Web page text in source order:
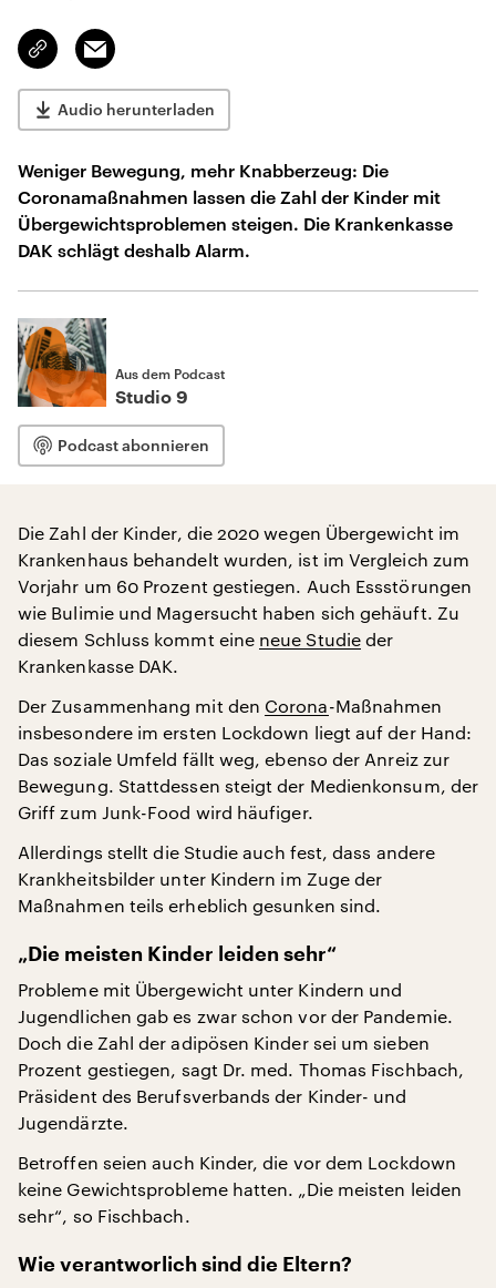
Link
kopieren/teilen
Email
Audio herunterladen
Weniger Bewegung, mehr Knabberzeug: Die
Coronamaßnahmen lassen die Zahl der Kinder mit
Übergewichtsproblemen steigen. Die Krankenkasse
DAK schlägt deshalb Alarm.
Aus dem Podcast
Studio 9
Podcast abonnieren
Die Zahl der Kinder, die 2020 wegen Übergewicht im
Krankenhaus behandelt wurden, ist im Vergleich zum
Vorjahr um 60 Prozent gestiegen. Auch Essstörungen
wie Bulimie und Magersucht haben sich gehäuft. Zu
diesem Schluss kommt eine neue Studieder
Krankenkasse DAK.
Der Zusammenhang mit den Corona-Maßnahmen
insbesondere im ersten Lockdown liegt auf der Hand:
Das soziale Umfeld fällt weg, ebenso der Anreiz zur
Bewegung. Stattdessen steigt der Medienkonsum, der
Griff zum Junk-Food wird häufiger.
Allerdings stellt die Studie auch fest, dass andere
Krankheitsbilder unter Kindern im Zuge der
Maßnahmen teils erheblich gesunken sind.
„Die meisten Kinder leiden sehr“
Probleme mit Übergewicht unter Kindern und
Jugendlichen gab es zwar schon vor der Pandemie.
Doch die Zahl der adipösen Kinder sei um sieben
Prozent gestiegen, sagt Dr. med. Thomas Fischbach,
Präsident des Berufsverbands der Kinder- und
Jugendärzte.
Betroffen seien auch Kinder, die vor dem Lockdown
keine Gewichtsprobleme hatten. „Die meisten leiden
sehr“, so Fischbach.
Wie verantworlich sind die Eltern?